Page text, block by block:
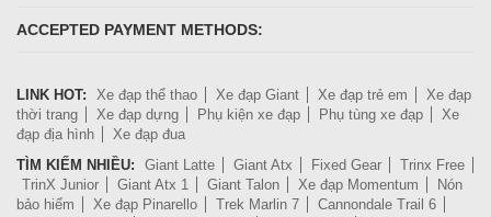
ACCEPTED PAYMENT METHODS:
LINK HOT: Xe đạp thể thao Xe đạp Giant Xe đạp trẻ em
Xe đạp
thời trang
Xe đạp dựng Phụ kiện xe đạp Phụ tùng xe đạp
Xe
đạp địa hình
Xe đạp đua
TÌM KIẾM NHIỀU:
Giant Latte Giant Atx Fixed Gear
Trinx Free
TrinX Junior
Giant Atx 1 Giant Talon Xe đạp Momentum
Nón
bảo hiểm
Xe đạp Pinarello Trek Marlin 7
Cannondale Trail 6